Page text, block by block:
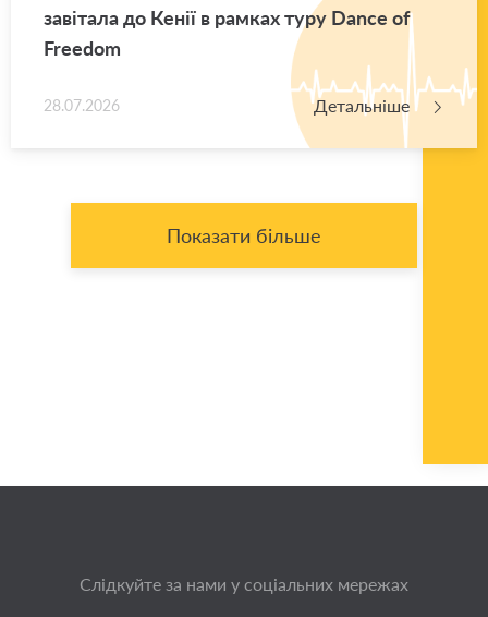
за­ві­та­ла до Кенії в рам­ках туру Dance of
Freedom
28.07.2026 Детальніше
Показати більше
Слідкуйте за нами у соціальних мережах